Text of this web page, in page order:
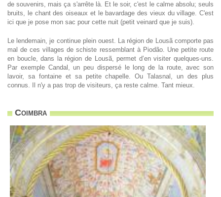
de souvenirs, mais ça s'arrête là. Et le soir, c'est le calme absolu; seuls
bruits, le chant des oiseaux et le bavardage des vieux du village. C'est
ici que je pose mon sac pour cette nuit (petit veinard que je suis).
Le lendemain, je continue plein ouest. La région de Lousã comporte pas
mal de ces villages de schiste ressemblant à Piodão. Une petite route
en boucle, dans la région de Lousã, permet d’en visiter quelques-uns.
Par exemple Candal, un peu dispersé le long de la route, avec son
lavoir, sa fontaine et sa petite chapelle. Ou Talasnal, un des plus
connus. Il n'y a pas trop de visiteurs, ça reste calme. Tant mieux.
Coimbra